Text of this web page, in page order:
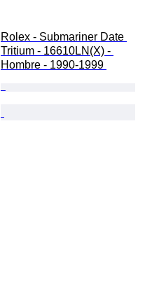
Rolex - Submariner Date
Tritium - 16610LN(X) -
Hombre - 1990-1999